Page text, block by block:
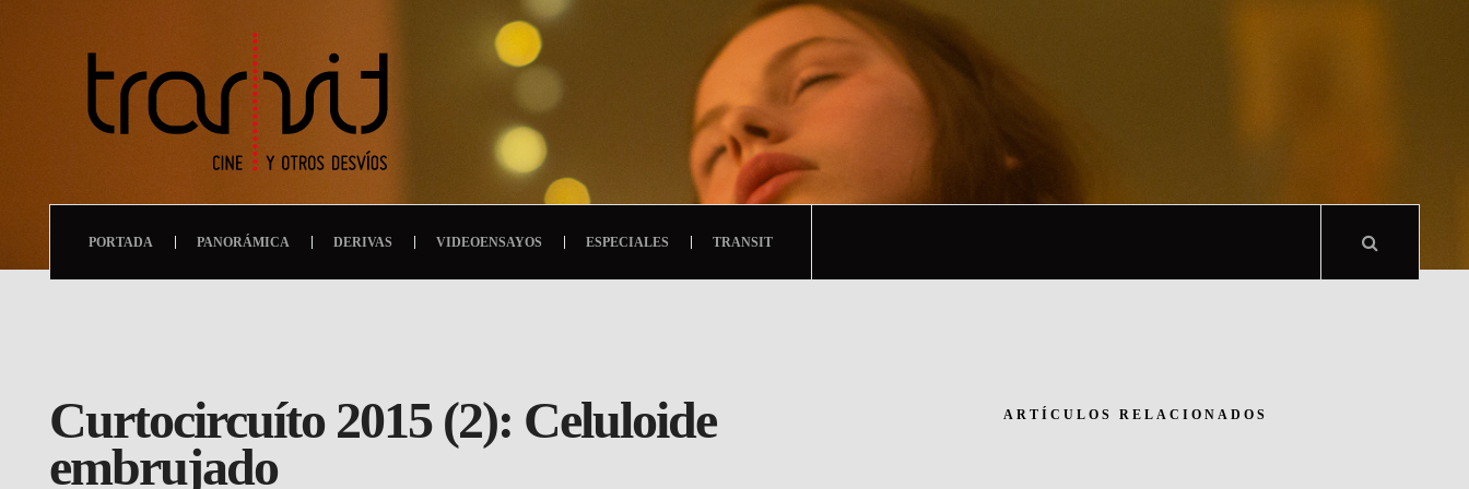
PORTADA PANORÁMICA DERIVAS VIDEOENSAYOS ESPECIALES TRANSIT
Curtocircuíto 2015 (2): Celuloide
embrujado
ARTÍCULOS RELACIONADOS